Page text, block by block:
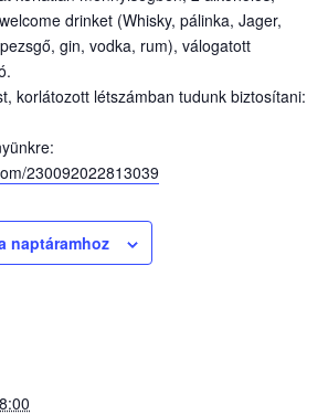
drinket (Whisky, pálinka, Jager,
gin, vodka, rum), válogatott
korlátozott létszámban tudunk biztosítani:
230092022813039
naptáramhoz